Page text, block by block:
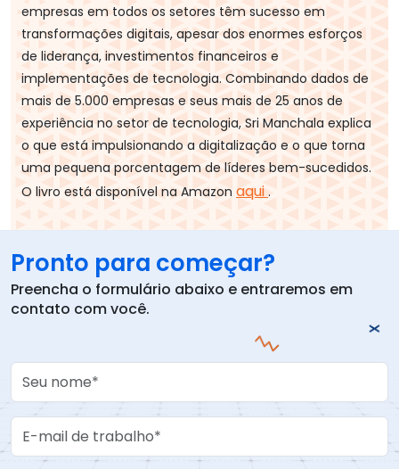
empresas em todos os setores têm sucesso em
transformações digitais, apesar dos enormes esforços
de liderança, investimentos financeiros e
implementações de tecnologia. Combinando dados de
mais de 5.000 empresas e seus mais de 25 anos de
experiência no setor de tecnologia, Sri Manchala explica
o que está impulsionando a digitalização e o que torna
uma pequena porcentagem de líderes bem-sucedidos.
O livro está disponível na Amazon aqui .
Pronto para começar?
Preencha o formulário abaixo e entraremos em
contato com você.
Your Name
Work Email